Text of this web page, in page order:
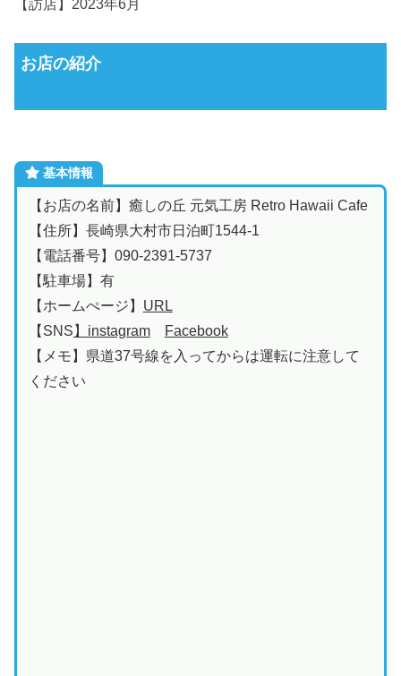
【訪店】2023年6月
お店の紹介
基本情報
【お店の名前】癒しの丘 元気工房 Retro Hawaii Cafe
【住所】長崎県大村市日泊町1544-1
【電話番号】090-2391-5737
【駐車場】有
【ホームぺージ】 URL
【SNS 】instagram
Facebook
【メモ】県道37号線を入ってからは運転に注意して
ください